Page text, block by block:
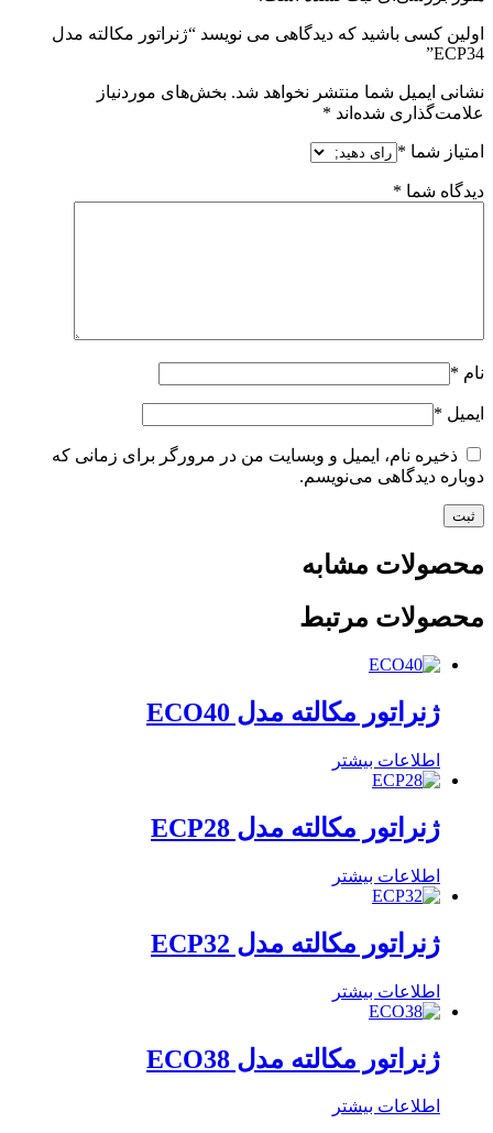
اولین کسی باشید که دیدگاهی می نویسد “ژنراتور مکالته مدل
ECP34”
نشانی ایمیل شما منتشر نخواهد شد. بخش‌های موردنیاز
علامت‌گذاری شده‌اند *
امتیاز شما *
دیدگاه شما *
نام *
ایمیل *
ذخیره نام، ایمیل و وبسایت من در مرورگر برای زمانی که
دوباره دیدگاهی می‌نویسم.
محصولات مشابه
محصولات مرتبط
ژنراتور مکالته مدل ECO40
اطلاعات بیشتر
ژنراتور مکالته مدل ECP28
اطلاعات بیشتر
ژنراتور مکالته مدل ECP32
اطلاعات بیشتر
ژنراتور مکالته مدل ECO38
اطلاعات بیشتر